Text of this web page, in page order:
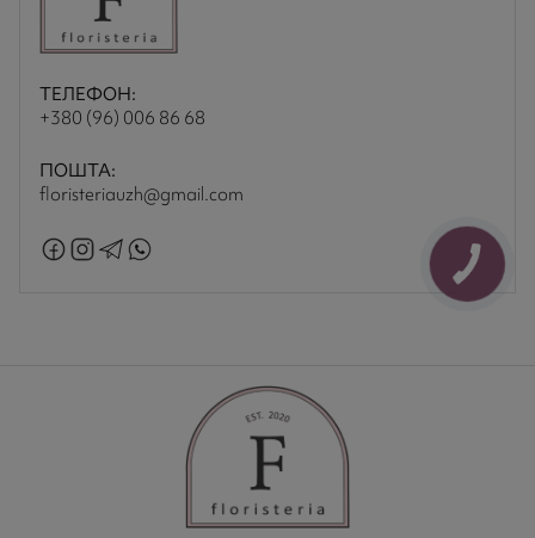
ТЕЛЕФОН:
+380 (96) 006 86 68
ПОШТА:
floristeriauzh@gmail.com